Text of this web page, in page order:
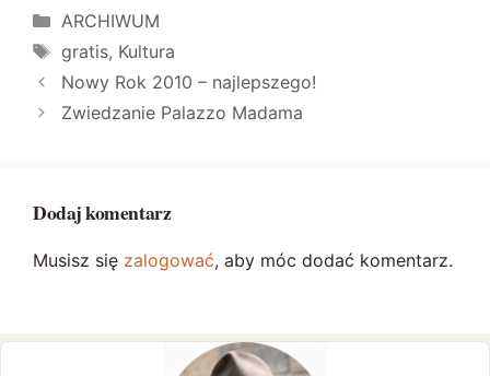
Kategorie
ARCHIWUM
Tagi
gratis, Kultura
Nowy Rok 2010 – najlepszego!
Zwiedzanie Palazzo Madama
Dodaj komentarz
Musisz się zalogować, aby móc dodać komentarz.